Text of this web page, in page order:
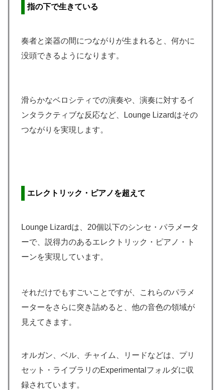
指の下で生きている
奏者と楽器の間につながりが生まれると、何かに
没頭できるようになります。
滑らかなベロシティでの演奏や、演奏に対するイ
ンタラクティブな反応など、Lounge Lizardはその
つながりを実現します。
エレクトリック・ピアノを超えて
Lounge Lizardは、20個以下のシンセ・パラメータ
ーで、説得力のあるエレクトリック・ピアノ・ト
ーンを実現しています。
それだけでもすごいことですが、これらのパラメ
ーターをさらに突き詰めると、他の音色の領域が
見えてきます。
オルガン、ベル、チャイム、リードなどは、プリ
セット・ライブラリのExperimentalフォルダに収
録されています。